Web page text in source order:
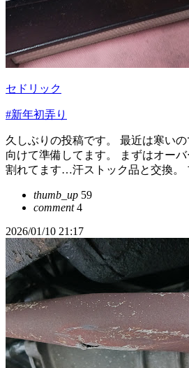
セドリック
#新年初弄り
久しぶりの投稿です。 最近は寒い
向けて準備してます。 まずはオーバ
割れてます…汗ストック品と交換。
thumb_up 59
comment4
2026/01/10 21:17